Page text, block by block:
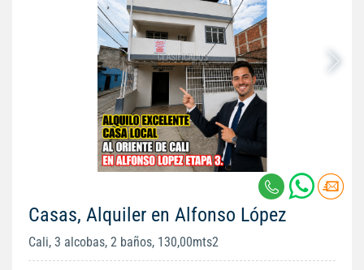
Casas, Alquiler en Alfonso López
Cali, 3 alcobas, 2 baños, 130,00mts2